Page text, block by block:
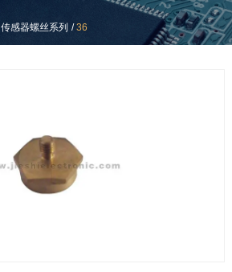
传感器螺丝系列 /36
传感器螺丝系列 /36